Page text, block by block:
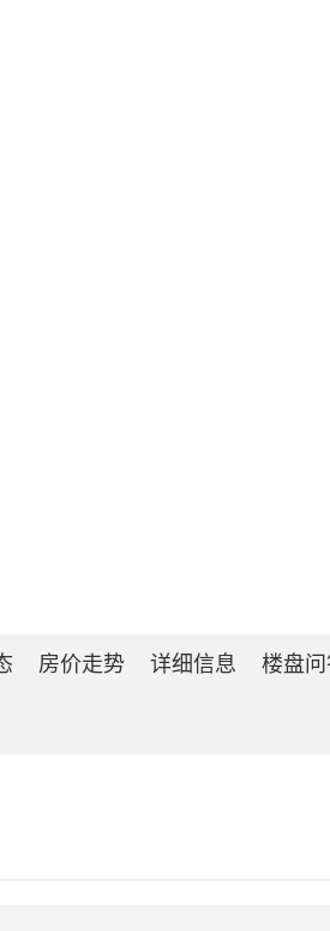
房价走势 详细信息 楼盘问